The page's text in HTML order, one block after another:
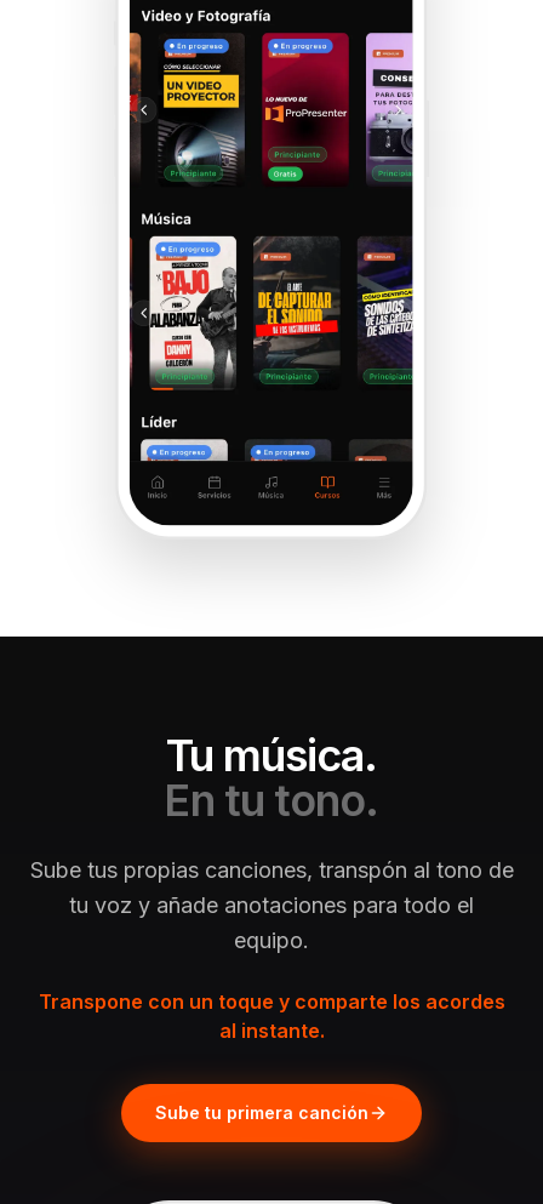
Tu música.
En tu tono.
Sube tus propias canciones, transpón al tono de
tu voz y añade anotaciones para todo el
equipo.
Transpone con un toque y comparte los acordes
al instante.
Sube tu primera canción